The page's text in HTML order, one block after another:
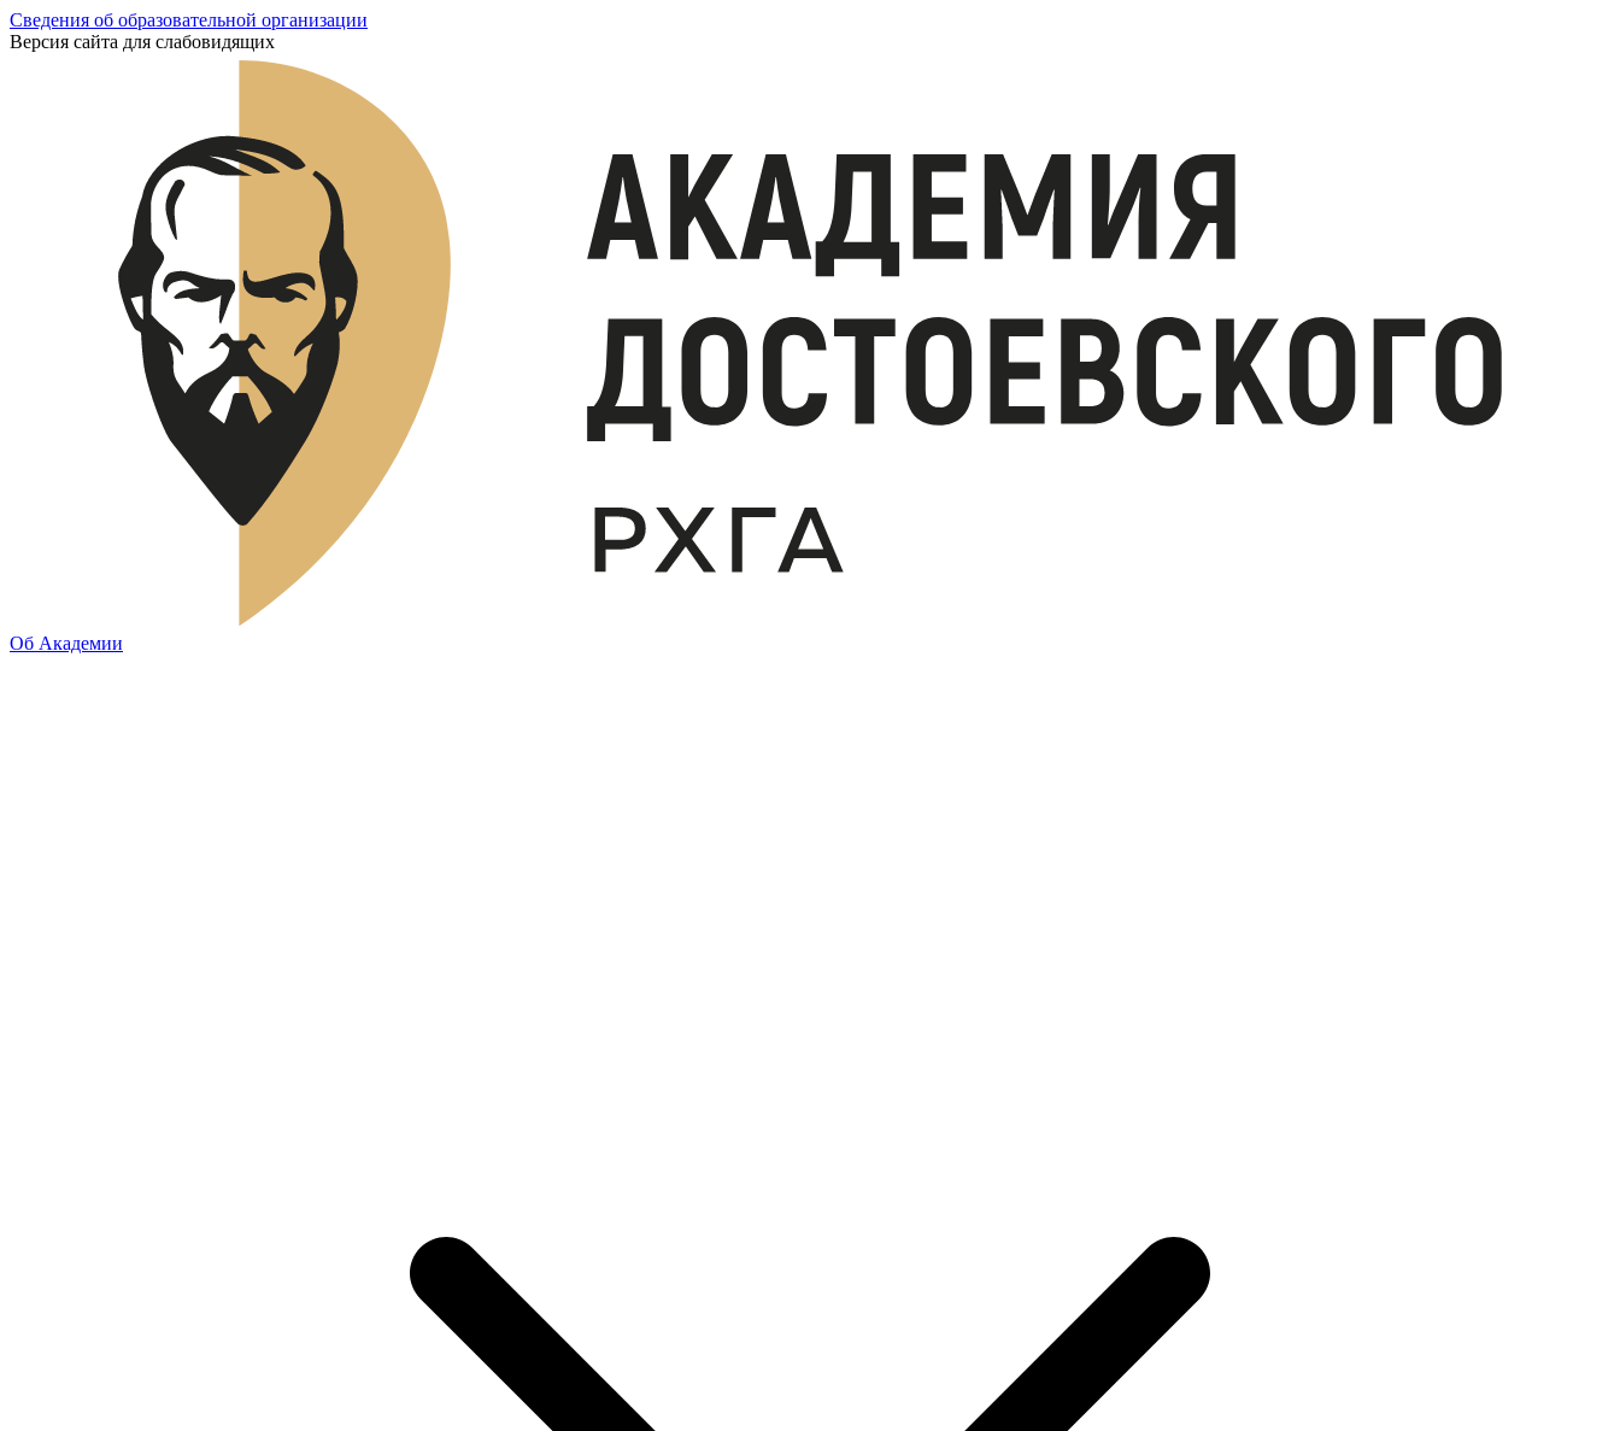
Сведения об образовательной организации
Версия сайта для слабовидящих
Об Академии